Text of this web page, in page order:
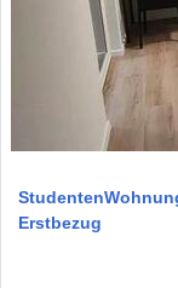
Erstbezug